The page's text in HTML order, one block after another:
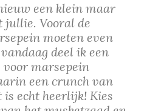
een klein maar
Vooral de
moeten even
deel ik een
voor marsepein
een crunch van
is echt heerlijk! Kies